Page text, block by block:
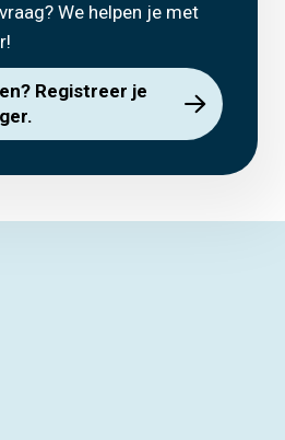
We helpen je met
Registreer je